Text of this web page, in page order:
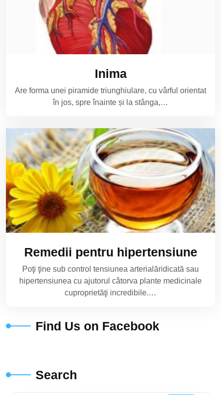
Inima
Are forma unei piramide triunghiulare, cu vârful orientat
în jos, spre înainte și la stânga,…
Remedii pentru hipertensiune
Poţi ţine sub control tensiunea arterialăridicată sau
hipertensiunea cu ajutorul câtorva plante medicinale
cuproprietăţi incredibile.…
Find Us on Facebook
Search